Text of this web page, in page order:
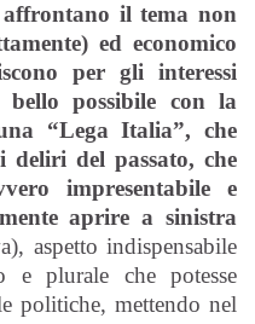
il tema non
ed economico
per gli interessi
possibile con la
“Lega Italia”, che
deliri del passato, che
impresentabile e
aprire a sinistra
aspetto indispensabile
e plurale che potesse
politiche, mettendo nel